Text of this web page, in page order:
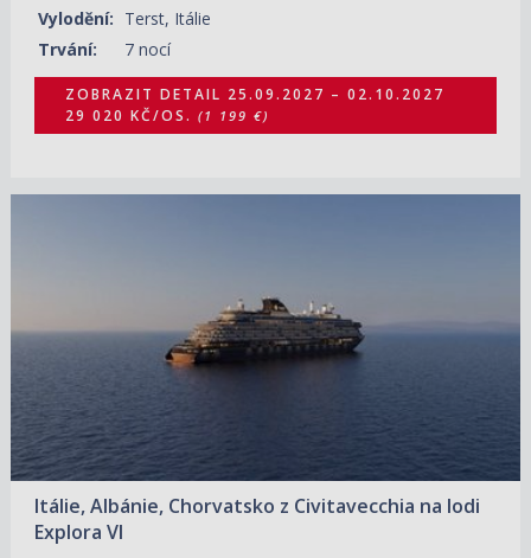
Vylodění: Terst, Itálie
Trvání:
7 nocí
ZOBRAZIT DETAIL 25.09.2027 – 02.10.2027
29 020 KČ/OS. (1 199 €)
Itálie, Albánie, Chorvatsko z Civitavecchia na lodi
Explora VI
ZOBRAZIT DETAIL
18.09.2028 – 25.09.2028
102 120 KČ/OS.
(4 220 €)
16.10.2028 – 23.10.2028